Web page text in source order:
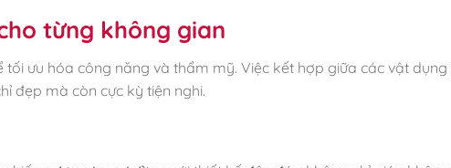
từng không gian
ưu hóa công năng và thẩm mỹ. Việc kết hợp giữa các vật dụng
đẹp mà còn cực kỳ tiện nghi.